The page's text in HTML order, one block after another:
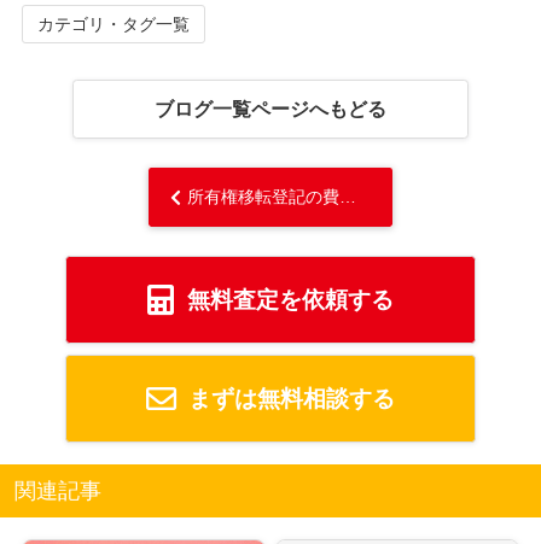
カテゴリ・タグ一覧
ブログ一覧ページへもどる
所有権移転登記の費用はいくら？司法書士報酬を抑える方法も解説...
無料査定を依頼する
まずは無料相談する
関連記事